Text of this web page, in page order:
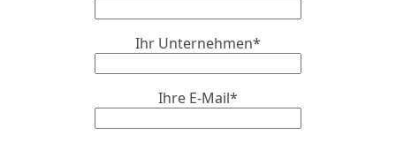
Ihr Unternehmen*
Ihre E-Mail*